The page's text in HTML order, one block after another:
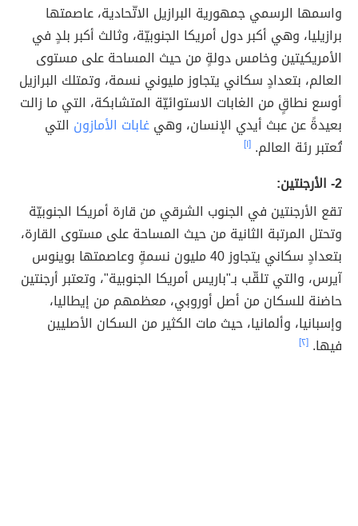
واسمها الرسمي جمهورية البرازيل الاتّحادية، عاصمتها
برازيليا، وهي أكبر دول أمريكا الجنوبيّة، وثالث أكبر بلدٍ في
الأمريكيتين وخامس دولةٍ من حيث المساحة على مستوى
العالم، بتعدادٍ سكاني يتجاوز مليوني نسمة، وتمتلك البرازيل
أوسع نطاقٍ من الغابات الاستوائيّة المتشابكة، التي ما زالت
بعيدةً عن عبث أيدي الإنسان، وهيغابات الأمازون التي
تُعتبر رئة العالم. [١]
2- الأرجنتين:
تقع الأرجنتين في الجنوب الشرقي من قارة أمريكا الجنوبيّة
وتحتل المرتبة الثانية من حيث المساحة على مستوى القارة،
بتعدادٍ سكاني يتجاوز 40 مليون نسمةٍ وعاصمتها بوينوس
آيرس، والتي تلقّب بـ"باريس أمريكا الجنوبية"، وتعتبر أرجنتين
حاضنة للسكان من أصل أوروبي، معظمهم من إيطاليا،
وإسبانيا، وألمانيا، حيث مات الكثير من السكان الأصليين
فيها. [٢]